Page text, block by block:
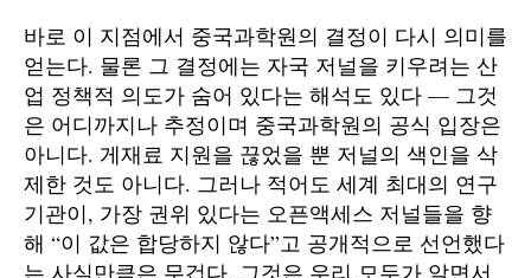
바로 이 지점에서 중국과학원의 결정이 다시 의미를
얻는다. 물론 그 결정에는 자국 저널을 키우려는 산
업 정책적 의도가 숨어 있다는 해석도 있다 — 그것
은 어디까지나 추정이며 중국과학원의 공식 입장은
아니다. 게재료 지원을 끊었을 뿐 저널의 색인을 삭
제한 것도 아니다. 그러나 적어도 세계 최대의 연구
기관이, 가장 권위 있다는 오픈액세스 저널들을 향
해 “이 값은 합당하지 않다”고 공개적으로 선언했다
는 사실만큼은 무겁다. 그것은 우리 모두가 알면서